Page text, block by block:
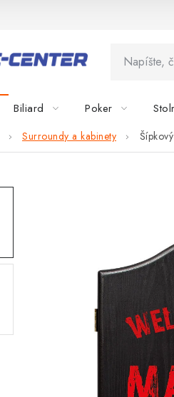
Biliard Poker
Surroundy a kabinety